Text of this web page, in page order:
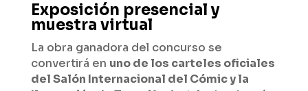
Exposición presencial y
muestra virtual
La obra ganadora del concurso se
convertirá en uno de los carteles oficiales
del Salón Internacional del Cómic y la